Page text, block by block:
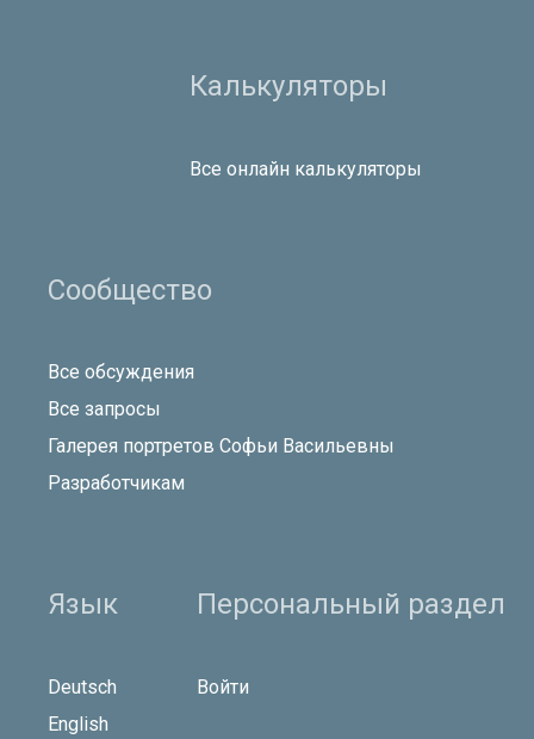
Калькуляторы
Все онлайн калькуляторы
Сообщество
Все обсуждения
Все запросы
Галерея портретов Софьи Васильевны
Разработчикам
Язык
Deutsch
English
Персональный раздел
Войти